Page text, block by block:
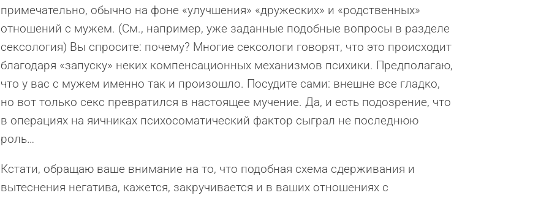
примечательно, обычно на фоне «улучшения» «дружеских» и «родственных»
отношений с мужем. (См., например, уже заданные подобные вопросы в разделе
сексология) Вы спросите: почему? Многие сексологи говорят, что это происходит
благодаря «запуску» неких компенсационных механизмов психики. Предполагаю,
что у вас с мужем именно так и произошло. Посудите сами: внешне все гладко,
но вот только секс превратился в настоящее мучение. Да, и есть подозрение, что
в операциях на яичниках психосоматический фактор сыграл не последнюю
роль…
Кстати, обращаю ваше внимание на то, что подобная схема сдерживания и
вытеснения негатива, кажется, закручивается и в ваших отношениях с